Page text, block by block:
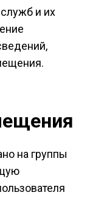
и их
на группы